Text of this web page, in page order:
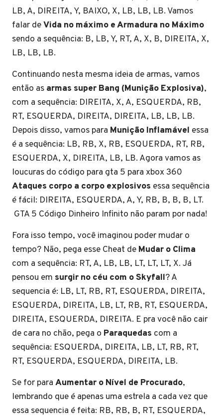
LB, A, DIREITA, Y, BAIXO, X, LB, LB, LB. Vamos
falar deVida no máximo e Armadura no Máximo
sendo a sequência: B, LB, Y, RT, A, X, B, DIREITA, X,
LB, LB, LB.
Continuando nesta mesma ideia de armas, vamos
então as armas super Bang (Munição Explosiva),
com a sequência: DIREITA, X, A, ESQUERDA, RB,
RT, ESQUERDA, DIREITA, DIREITA, LB, LB, LB.
Depois disso, vamos para Munição Inflamável essa
é a sequência: LB, RB, X, RB, ESQUERDA, RT, RB,
ESQUERDA, X, DIREITA, LB, LB. Agora vamos as
loucuras do código para gta 5 para xbox 360
Ataques corpo a corpo explosivos essa sequência
é fácil: DIREITA, ESQUERDA, A, Y, RB, B, B, B, LT.
GTA 5 Código Dinheiro Infinito não param por nada!
Fora isso tempo, você imaginou poder mudar o
tempo? Não, pega esse Cheat de Mudar o Clima
com a sequência: RT, A, LB, LB, LT, LT, LT, X. Já
pensou em surgir no céu com o Skyfall? A
sequencia é: LB, LT, RB, RT, ESQUERDA, DIREITA,
ESQUERDA, DIREITA, LB, LT, RB, RT, ESQUERDA,
DIREITA, ESQUERDA, DIREITA. E pra você não cair
de cara no chão, pega o Paraquedas com a
sequência: ESQUERDA, DIREITA, LB, LT, RB, RT,
RT, ESQUERDA, ESQUERDA, DIREITA, LB.
Se for para Aumentar o Nível de Procurado,
lembrando que é apenas uma estrela a cada vez que
essa sequencia é feita: RB, RB, B, RT, ESQUERDA,